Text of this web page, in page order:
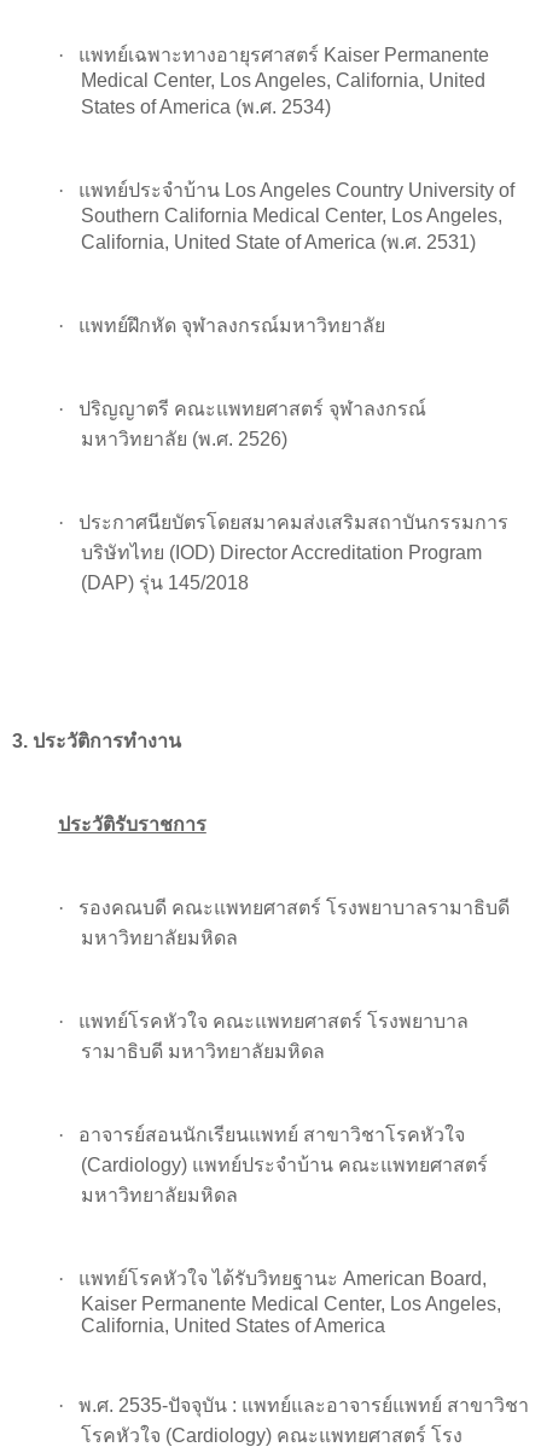
· แพทย์เฉพาะทางอายุรศาสตร์ Kaiser Permanente
Medical Center, Los Angeles, California, United
States of America (พ.ศ. 2534)
· แพทย์ประจำบ้าน Los Angeles Country University of
Southern California Medical Center, Los Angeles,
California, United State of America (พ.ศ. 2531)
· แพทย์ฝึกหัด จุฬาลงกรณ์มหาวิทยาลัย
·
ปริญญาตรี คณะแพทยศาสตร์ จุฬาลงกรณ์
มหาวิทยาลัย (พ.ศ. 2526)
·
ประกาศนียบัตรโดยสมาคมส่งเสริมสถาบันกรรมการ
บริษัทไทย (IOD) Director Accreditation Program
(DAP) รุ่น 145/2018
3. ประวัติการทำงาน
ประวัติรับราชการ
·
รองคณบดี คณะแพทยศาสตร์ โรงพยาบาลรามาธิบดี
มหาวิทยาลัยมหิดล
·
แพทย์โรคหัวใจ คณะแพทยศาสตร์ โรงพยาบาล
รามาธิบดี มหาวิทยาลัยมหิดล
·
อาจารย์สอนนักเรียนแพทย์ สาขาวิชาโรคหัวใจ
(Cardiology) แพทย์ประจำบ้าน คณะแพทยศาสตร์
มหาวิทยาลัยมหิดล
· แพทย์โรคหัวใจ ได้รับวิทยฐานะ American Board,
Kaiser Permanente Medical Center, Los Angeles,
California, United States of America
· พ.ศ. 2535-ปัจจุบัน : แพทย์และอาจารย์แพทย์ สาขาวิชา
โรคหัวใจ (Cardiology)คณะแพทยศาสตร์ โรง